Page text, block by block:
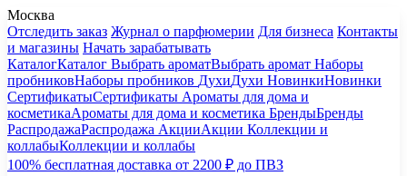
Москва
Отследить заказ Журнал о парфюмерии Для бизнеса Контакты
и магазины Начать зарабатывать
КаталогКаталог Выбрать ароматВыбрать аромат Наборы
пробниковНаборы пробников ДухиДухи НовинкиНовинки
СертификатыСертификаты Ароматы для дома и
косметикаАроматы для дома и косметика БрендыБренды
РаспродажаРаспродажа АкцииАкции Коллекции и
коллабыКоллекции и коллабы
100% бесплатная доставка от 2200 ₽ до ПВЗ